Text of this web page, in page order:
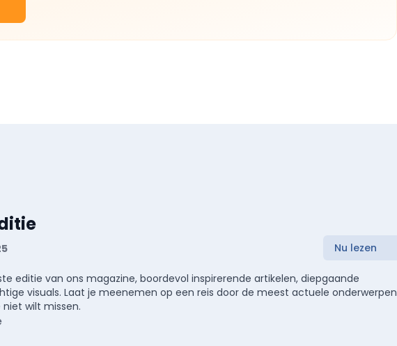
Nu lezen
editie van ons magazine, boordevol inspirerende artikelen, diepgaande
visuals. Laat je meenemen op een reis door de meest actuele onderwerpen
wilt missen.